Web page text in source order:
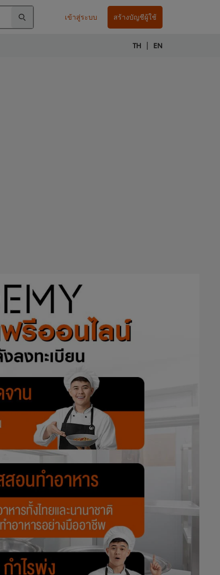
เข้าสู่ระบบ สร้างบัญชีผู้ใช้
TH | EN